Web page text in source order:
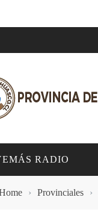
RADIO
› Provinciales ›